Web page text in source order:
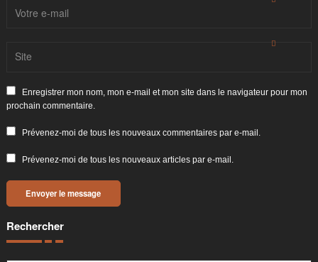
Enregistrer mon nom, mon e-mail et mon site dans le navigateur pour mon
prochain commentaire.
Prévenez-moi de tous les nouveaux commentaires par e-mail.
Prévenez-moi de tous les nouveaux articles par e-mail.
Rechercher